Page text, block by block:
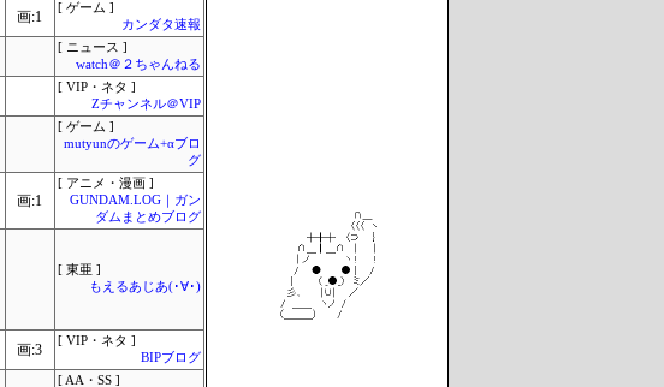
画:1
[ ゲーム ]
カンダタ速報
[ ニュース ]
watch＠２ちゃんねる
[ VIP・ネタ ]
Zチャンネル＠VIP
[ ゲーム ]
mutyunのゲーム+αブロ
グ
画:1
[ アニメ・漫画 ]
GUNDAM.LOG｜ガン
ダムまとめブログ
[ 東亜 ]
もえるあじあ(･∀･)
画:3
[ VIP・ネタ ]
BIPブログ
[ AA・SS ]